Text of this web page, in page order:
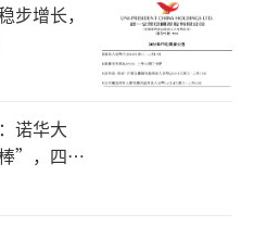
步增长，
诺华大
”，四大